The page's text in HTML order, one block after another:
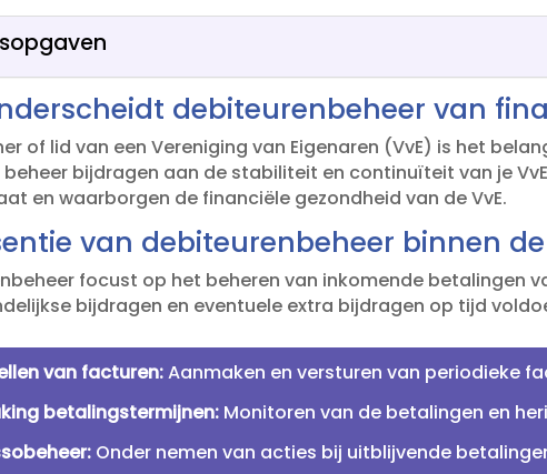
debiteurenbeheer van
of lid van een Vereniging van Eigenaren (VvE) is het
bijdragen aan de stabiliteit en continuïteit van je
en waarborgen de financiële gezondheid van de VvE.​
van debiteurenbeheer binnen de
focust op het beheren van inkomende betalingen
bijdragen en eventuele extra bijdragen op tijd
van facturen:Aanmaken en versturen van periodieke
betalingstermijnen: Monitoren van de betalingen en
Onder nemen van acties bij uitblijvende